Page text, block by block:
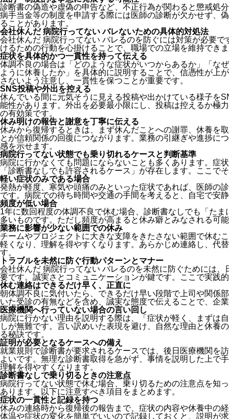
診断書の偽造や虚偽の申告など、不正行為が関わると懲戒処
病手当金等の制度を申請する際には医師の診断が欠かせず、
ることがあります。
会社休んだ 病院行ってない バレないための具体的対処法
会社休んだ 病院行ってない バレるのを防ぐには対策が必要
けるための行動を心掛けることで、職場での立場を維持でき
症状を具体的かつ一貫性を持って伝える
体調不良の場合は「どのような症状がいつからあるか」「な
ように休養したか」を具体的に説明することで、信憑性が上
さないよう注意し、一貫性を保つことが重要です。
SNS投稿や外出を控える
休んでいる間に元気そうに見える投稿や出かけている様子を
能性があります。外出を必要最小限にし、投稿は控えるか極
の有効策です。
休み明けの報告と謝意を丁寧に伝える
休みから復帰するときは、まず休んだことへの謝罪、休養を
とが信頼関係の回復につながります。業務の引継ぎや進捗に
感を示せます。
病院行ってない状態でも乗り切れるケースと判断基準
病院に行かなくても問題にならないことも多くあります。症
「診断書なしでも許容されるケース」が存在します。ここで
軽い症状のみである場合
発熱が軽度、寒気や頭痛のみといった症状であれば、医師の
です。病院での待ち時間や交通の手間を考えると、自宅で安
頻度が低い場合
1年に数回程度の体調不良で休む場合、診断書なしでも「た
多いものです。ただし頻度が高まると休み癖とみなされる可
業務に影響が少ない範囲での休み
チームやプロジェクトに大きな支障をきたさない範囲で休む
軽くなり、理解を得やすくなります。あらかじめ連絡し、代
す。
トラブルを未然に防ぐ行動パターンとマナー
会社休んだ 病院行ってない バレるのを未然に防ぐためには
要です。誠実さとコミュニケーションが鍵です。ここで実践
休む連絡はできるだけ早く、正直に
朝体調不良に気付いたら、できるだけ早い段階で上司や関係
いた受診の有無などを含め、誠実な態度で伝えることで、企
医療機関へ行っていない場合の言い回し
病院に行かない理由を説明する際は、「症状が軽く、まずは
しが無難です。言い訳めいた表現を避け、自然な理由と休養
る秘訣です。
証明が必要となるケースへの備え
就業規則で診断書が要求されるケースでは、後日医療機関を
よいです。無理な診断書取得を急がず、事情を説明した上で
理解を得やすくなります。
診断書なしで乗り切るときの注意点
病院行ってない状態で休む場合、乗り切るための注意点を知
あります。以下に注意すべき項目をまとめます。
症状の一貫性と記録を持つ
休みの連絡時から復帰後の報告まで、症状の内容や休養中の
体温や症状の変化を簡単でいいので記録しておくと、説明が